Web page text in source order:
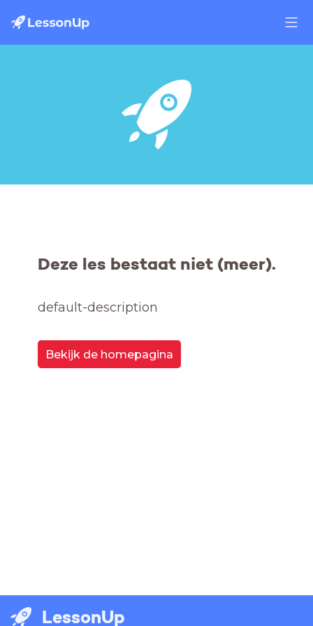
Deze les bestaat niet (meer).
default-description
Bekijk de homepagina
LessonUp